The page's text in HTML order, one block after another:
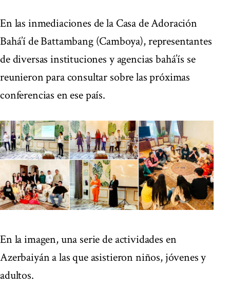
En las inmediaciones de la Casa de Adoración
Bahá’í de Battambang (Camboya), representantes
de diversas instituciones y agencias bahá’ís se
reunieron para consultar sobre las próximas
conferencias en ese país.
En la imagen, una serie de actividades en
Azerbaiyán a las que asistieron niños, jóvenes y
adultos.